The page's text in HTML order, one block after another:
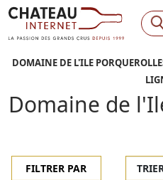
DOMAINE DE L'ILE
Domaine de
FILTRER PAR